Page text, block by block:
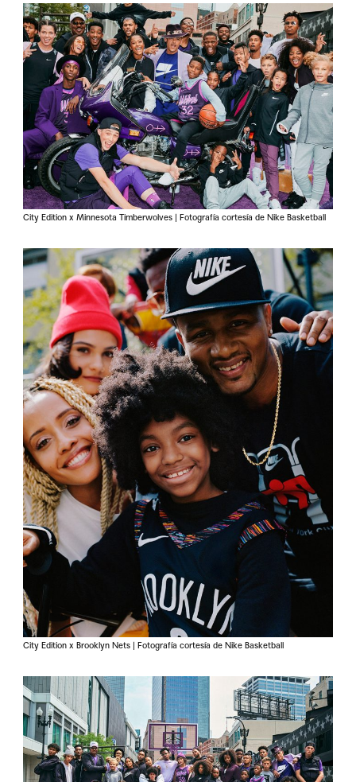
City Edition x Minnesota Timberwolves | Fotografía cortesía de Nike Basketball
City Edition x Brooklyn Nets | Fotografía cortesía de Nike Basketball